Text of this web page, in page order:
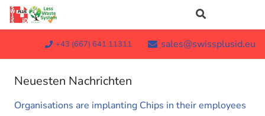
+43 (667) 641 11311 sales@swissplusid.eu
Neuesten Nachrichten
Organisations are implanting Chips in their employees